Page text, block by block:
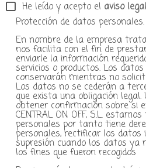
He leído y acepto el aviso legal
Protección de datos personales.
En nombre de la empresa
nos facilita con el fin de
enviarle la información
servicios o productos. Los
conservarán mientras no
Los datos no se cederán a
que exista una obligación
obtener confirmación sobre si en
CENTRAL ON OFF, S.L.
personales por tanto tiene
personales, rectificar los datos
supresión cuando los datos ya
los fines que fueron recogidos